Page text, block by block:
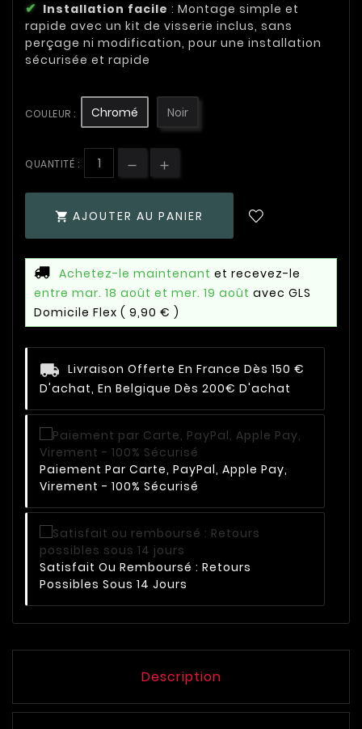
Installation facile : Montage simple et
rapide avec un kit de visserie inclus, sans
perçage ni modification, pour une installation
sécurisée et rapide
COULEUR : Chromé Noir
QUANTITÉ :
 AJOUTER AU PANIER
Achetez-le maintenant et recevez-le
entre mar. 18 août et mer. 19 août avec GLS
Domicile Flex ( 9,90 € )
Livraison Offerte En France Dès 150 €
D'achat, En Belgique Dès 200€ D'achat
Paiement Par Carte, PayPal, Apple Pay,
Virement - 100% Sécurisé
Satisfait Ou Remboursé : Retours
Possibles Sous 14 Jours
Description